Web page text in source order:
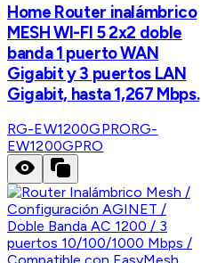
Home Router inalámbrico
MESH WI-FI 5 2x2 doble
banda 1 puerto WAN
Gigabit y 3 puertos LAN
Gigabit, hasta 1,267 Mbps.
RG-EW1200GPRORG-
EW1200GPRO